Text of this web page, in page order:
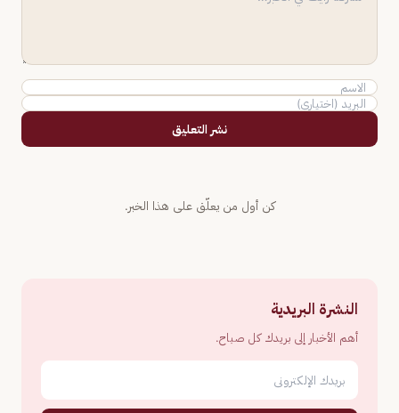
نشر التعليق
كن أول من يعلّق على هذا الخبر.
النشرة البريدية
أهم الأخبار إلى بريدك كل صباح.